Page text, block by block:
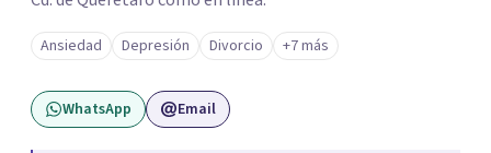
Ansiedad Depresión Divorcio +7 más
WhatsApp Email